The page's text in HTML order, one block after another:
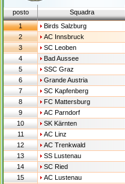
posto Squadra
1
Birds Salzburg
2
AC Innsbruck
3
SC Leoben
4
Bad Aussee
5
SSC Graz
6
Grande Austria
7
SC Kapfenberg
8
FC Mattersburg
9
AC Parndorf
10
SK Kärnten
11
AC Linz
12
AC Trenkwald
13
SS Lustenau
14
SC Ried
15
AC Lustenau